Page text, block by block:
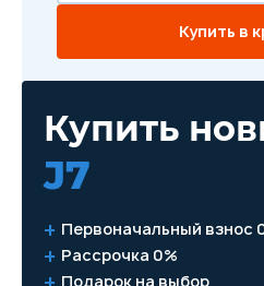
Купить
J7
Первоначальный взнос
Рассрочка 0%
Подарок на выбор
Купить в